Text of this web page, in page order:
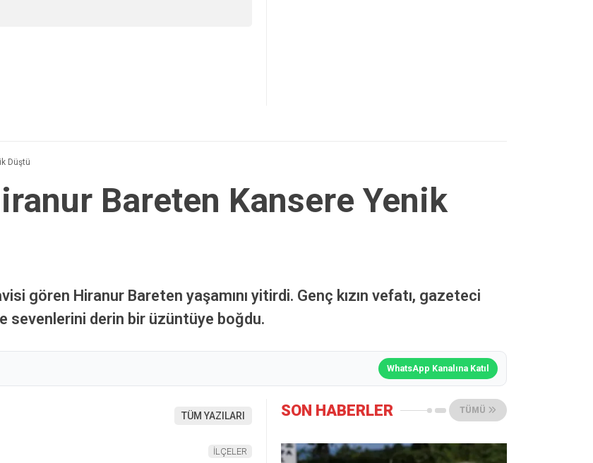
Düştü
Bareten Kansere Yenik
gören Hiranur Bareten yaşamını yitirdi. Genç kızın vefatı, gazeteci
sevenlerini derin bir üzüntüye boğdu.
WhatsApp Kanalına Katıl
TÜM YAZILARI
İLÇELER
SON HABERLER TÜMÜ